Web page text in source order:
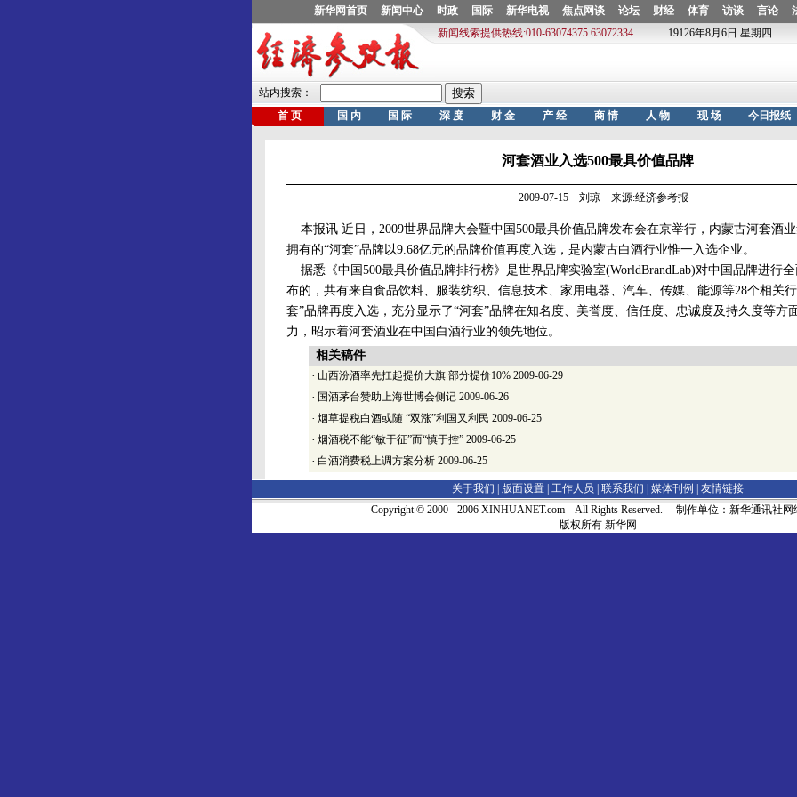
河套酒业入选500最具价值品牌
2009-07-15 刘琼 来源:经济参考报
本报讯 近日，2009世界品牌大会暨中国500最具价值品牌发布会在京举行，内蒙古河套酒
拥有的“河套”品牌以9.68亿元的品牌价值再度入选，是内蒙古白酒行业惟一入选企业。
据悉《中国500最具价值品牌排行榜》是世界品牌实验室(WorldBrandLab)对中国品牌进行
布的，共有来自食品饮料、服装纺织、信息技术、家用电器、汽车、传媒、能源等28个相关
套”品牌再度入选，充分显示了“河套”品牌在知名度、美誉度、信任度、忠诚度及持久度等方
力，昭示着河套酒业在中国白酒行业的领先地位。
相关稿件
· 山西汾酒率先扛起提价大旗 部分提价10% 2009-06-29
· 国酒茅台赞助上海世博会侧记 2009-06-26
· 烟草提税白酒或随 “双涨”利国又利民 2009-06-25
· 烟酒税不能“敏于征”而“慎于控” 2009-06-25
· 白酒消费税上调方案分析 2009-06-25
关于我们 | 版面设置 工作人员 联系我们 媒体刊例
友情链接
Copyright © 2000 - 2006 XINHUANET.com All Rights Reserved. 制作单位：新华通讯社网
版权所有 新华网